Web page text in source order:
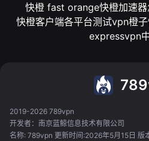
快橙 fast orange快橙加速
快橙客户端各平台测试vpn橙子
expressvpn
2019-2026 789vpn
开发者：南京蓝鲸信息技术有限公司
名称: 789vpn 更新时间:2026年5月15日 版